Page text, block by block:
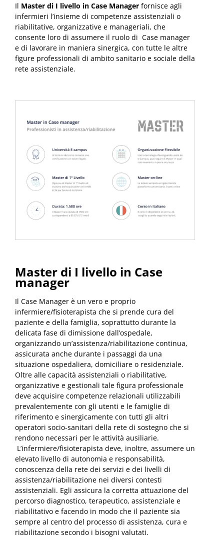
Il Master di I livello in Case Manager fornisce agli
infermieri l’insieme di competenze assistenziali o
riabilitative, organizzative e manageriali, che
consente loro di assumere il ruolo di Case manager
e di lavorare in maniera sinergica, con tutte le altre
figure professionali di ambito sanitario e sociale della
rete assistenziale.
Master di I livello in Case
manager
Il Case Manager è un vero e proprio
infermiere/fisioterapista che si prende cura del
paziente e della famiglia, soprattutto durante la
delicata fase di dimissione dall’ospedale,
organizzando un’assistenza/riabilitazione continua,
assicurata anche durante i passaggi da una
situazione ospedaliera, domiciliare o residenziale.
Oltre alle capacità assistenziali o riabilitative,
organizzative e gestionali tale figura professionale
deve acquisire competenze relazionali utilizzabili
prevalentemente con gli utenti e le famiglie di
riferimento e sinergicamente con tutti gli altri
operatori socio-sanitari della rete di sostegno che si
rendono necessari per le attività ausiliarie.
L’infermiere/fisioterapista deve, inoltre, assumere un
elevato livello di autonomia e responsabilità,
conoscenza della rete dei servizi e dei livelli di
assistenza/riabilitazione nei diversi contesti
assistenziali. Egli assicura la corretta attuazione del
percorso diagnostico, terapeutico, assistenziale e
riabilitativo e facendo in modo che il paziente sia
sempre al centro del processo di assistenza, cura e
riabilitazione secondo i bisogni valutati.